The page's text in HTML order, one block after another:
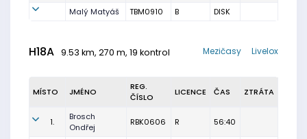
Malý Matyáš TBM0910 B DISK
H18A 9.53 km, 270 m, 19 kontrol Livelox
Mezičasy
MÍSTO JMÉNO
REG.
ČÍSLO
LICENCE ČAS ZTRÁTA
1.
Brosch
Ondřej
RBK0606 R 56:40